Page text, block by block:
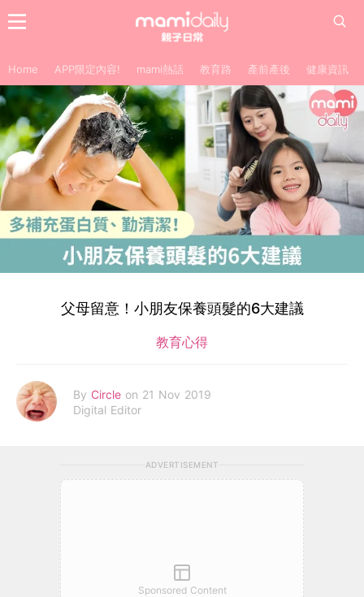
Home APP限定內容! mami熱話 教育路 產前產後 健康資訊
父母留意！小朋友保養頭髮的6大建議
教育心得
By Circle on 21 Nov 2019
Digital Editor
ADVERTISEMENT
Sponsored Content